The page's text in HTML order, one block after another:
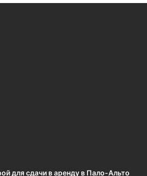
для сдачи в аренду в Пало-Альто